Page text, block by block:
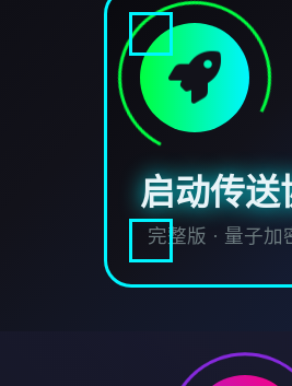
启动传送
完整版 · 量子加